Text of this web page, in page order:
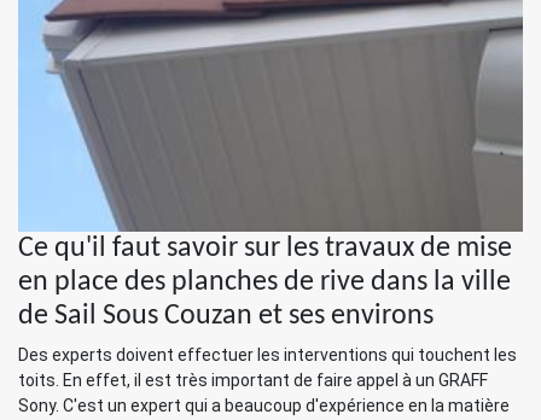
Ce qu'il faut savoir sur les travaux de mise
en place des planches de rive dans la ville
de Sail Sous Couzan et ses environs
Des experts doivent effectuer les interventions qui touchent les
toits. En effet, il est très important de faire appel à un GRAFF
Sony. C'est un expert qui a beaucoup d'expérience en la matière